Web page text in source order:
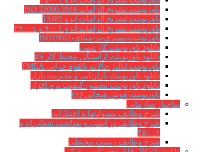
پاورپوینت تشریح الزامات ISO 22000 2018
پاورپوینت تشریح الزامات ایزو 13485
پاورپوینت تشریح الزامات ایزو ۹۰۰۱ و ۲۹۰۰۱
پاورپوینت-ممیزی-بر-مبنای-ISO19011
دانلود پاورپوینت کار تیمی
دانلود پاورپوینت آراستگی محیط کار ۵S
پاورپوینت آنالیز حالات بالقوه خرابی FMEA
دانلود پاورپوینت بازاریابی و مدیریت بازار
دانلود پاورپوینت تضمین کیفیت نرم افزار
پاورپوینت هوش هیجانی EQ
ساختار سازمانی
شرح وظايف مسوليتها و اختيارات
شرح وظایف در ایمنی و بهداشت شغلی ایزو
۴۵۰۰۱
شرح وظایف زیست محیطی